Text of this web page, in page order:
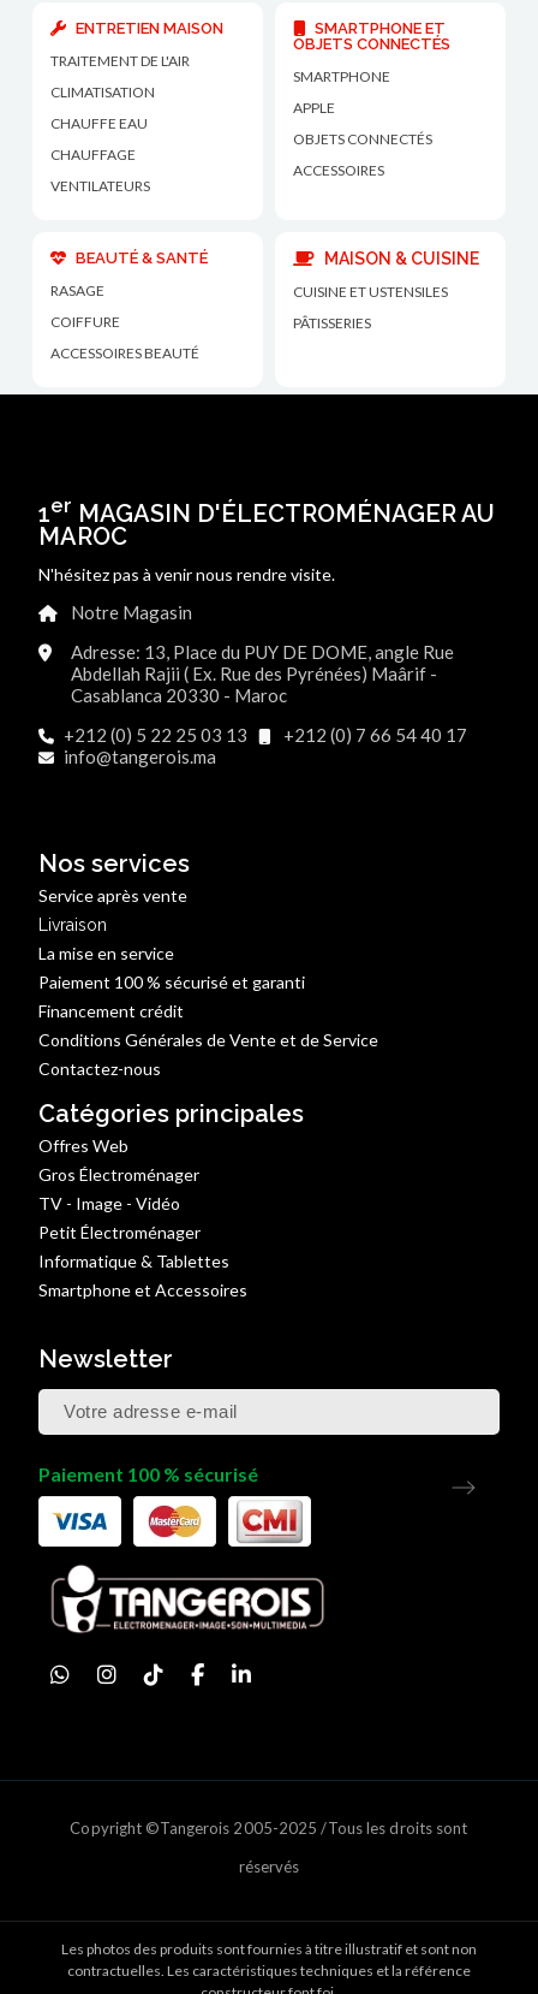
ENTRETIEN MAISON
TRAITEMENT DE L'AIR
CLIMATISATION
CHAUFFE EAU
CHAUFFAGE
VENTILATEURS
SMARTPHONE ET
OBJETS CONNECTÉS
SMARTPHONE
APPLE
OBJETS CONNECTÉS
ACCESSOIRES
BEAUTÉ & SANTÉ
RASAGE
COIFFURE
ACCESSOIRES BEAUTÉ
MAISON & CUISINE
CUISINE ET USTENSILES
PÂTISSERIES
1er MAGASIN D'ÉLECTROMÉNAGER AU
MAROC
N'hésitez pas à venir nous rendre visite.
Notre Magasin
Adresse: 13, Place du PUY DE DOME, angle Rue
Abdellah Rajii ( Ex. Rue des Pyrénées) Maârif -
Casablanca 20330 - Maroc
+212 (0) 5 22 25 03 13
+212 (0) 7 66 54 40 17
info@tangerois.ma
Nos services
Service après vente
Livraison
La mise en service
Paiement 100 % sécurisé et garanti
Financement crédit
Conditions Générales de Vente et de Service
Contactez-nous
Catégories principales
Offres Web
Gros Électroménager
TV - Image - Vidéo
Petit Électroménager
Informatique & Tablettes
Smartphone et Accessoires
Newsletter
Paiement 100 % sécurisé
Copyright ©Tangerois 2005-2025 /Tous les droits sont
réservés
Les photos des produits sont fournies à titre illustratif et sont non
contractuelles. Les caractéristiques techniques et la référence